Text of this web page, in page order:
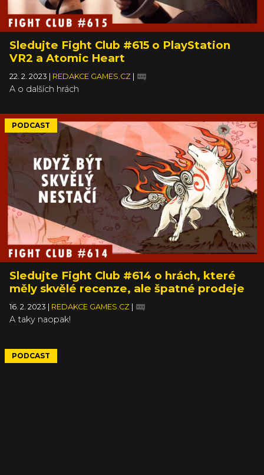
Sledujte Fight Club #615 o PlayStation
VR2 a Atomic Heart
22. 2. 2023 REDAKCE GAMES.CZ
A o dalších hrách
PODCAST
Sledujte Fight Club #614 o hrách, které
měly skvělé recenze, ale špatné prodeje
16. 2. 2023 REDAKCE GAMES.CZ
A taky naopak!
PODCAST